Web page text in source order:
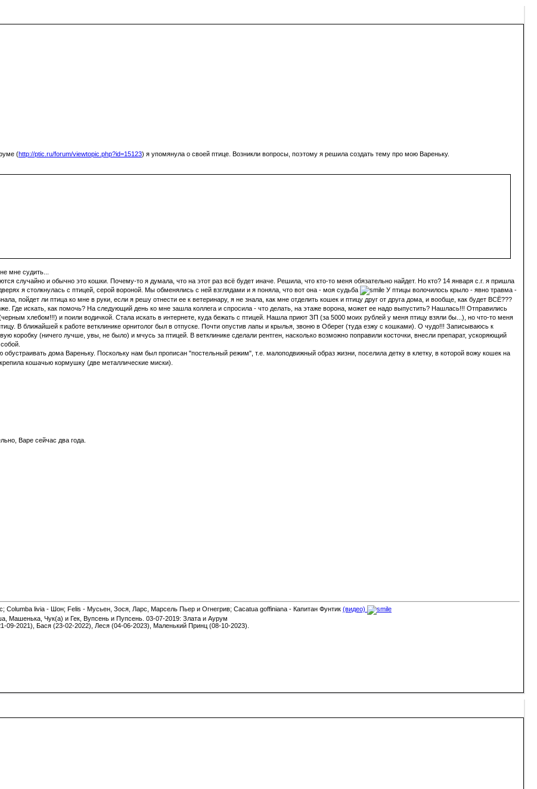
(http://ptic.ru/forum/viewtopic.php?id=15123) я упомянула о своей птице. Возникли вопросы, поэтому я решила создать тему про мою Вареньку.
мне судить...
случайно и обычно это кошки. Почему-то я думала, что на этот раз всё будет иначе. Решила, что кто-то меня обязательно найдет. Но кто? 14 января с.г. я пришла
я столкнулась с птицей, серой вороной. Мы обменялись с ней взглядами и я поняла, что вот она - моя судьба
У птицы волочилось крыло - явно травма -
пойдет ли птица ко мне в руки, если я решу отнести ее к ветеринару, я не знала, как мне отделить кошек и птицу друг от друга дома, и вообще, как будет ВСЁ???
Где искать, как помочь? На следующий день ко мне зашла коллега и спросила - что делать, на этаже ворона, может ее надо выпустить? Нашлась!!! Отправились
хлебом!!!) и поили водичкой. Стала искать в интернете, куда бежать с птицей. Нашла приют ЗП (за 5000 моих рублей у меня птицу взяли бы...), но что-то меня
В ближайшей к работе ветклинике орнитолог был в отпуске. Почти опустив лапы и крылья, звоню в Оберег (туда езжу с кошками). О чудо!!! Записываюсь к
коробку (ничего лучше, увы, не было) и мчусь за птицей. В ветклинике сделали рентген, насколько возможно поправили косточки, внесли препарат, ускоряющий
обустраивать дома Вареньку. Поскольку нам был прописан "постельный режим", т.е. малоподвижный образ жизни, поселила детку в клетку, в которой вожу кошек на
кошачью кормушку (две металлические миски).
Варе сейчас два года.
livia - Шон; Felis - Мусьен, Зося, Ларс, Марсель Пьер и Огнегрив; Cacatua goffiniana - Капитан Фунтик (видео)
Машенька, Чук(а) и Гек, Вупсень и Пупсень. 03-07-2019: Злата и Аурум
2021), Бася (23-02-2022), Леся (04-06-2023), Маленький Принц (08-10-2023).